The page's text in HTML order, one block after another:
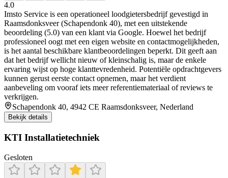
4.0
Imsto Service is een operationeel loodgietersbedrijf gevestigd in
Raamsdonksveer (Schapendonk 40), met een uitstekende
beoordeling (5.0) van een klant via Google. Hoewel het bedrijf
professioneel oogt met een eigen website en contactmogelijkheden,
is het aantal beschikbare klantbeoordelingen beperkt. Dit geeft aan
dat het bedrijf wellicht nieuw of kleinschalig is, maar de enkele
ervaring wijst op hoge klanttevredenheid. Potentiële opdrachtgevers
kunnen gerust eerste contact opnemen, maar het verdient
aanbeveling om vooraf iets meer referentie­materiaal of reviews te
verkrijgen.
Schapendonk 40, 4942 CE Raamsdonksveer, Nederland
Bekijk details
KTI Installatietechniek
Gesloten